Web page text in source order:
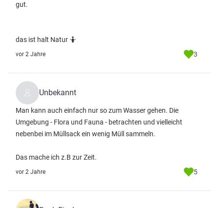
gut.
das ist halt Natur 🤷
vor 2 Jahre 3
Unbekannt
Man kann auch einfach nur so zum Wasser gehen. Die
Umgebung - Flora und Fauna - betrachten und vielleicht
nebenbei im Müllsack ein wenig Müll sammeln.
Das mache ich z.B zur Zeit.
vor 2 Jahre 5